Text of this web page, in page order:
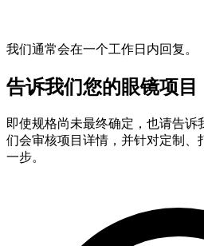
我们通常会在一个工作日内回复。
告诉我们您的眼镜项目
即使规格尚未最终确定，也请告
们会审核项目详情，并针对定制、
一步。